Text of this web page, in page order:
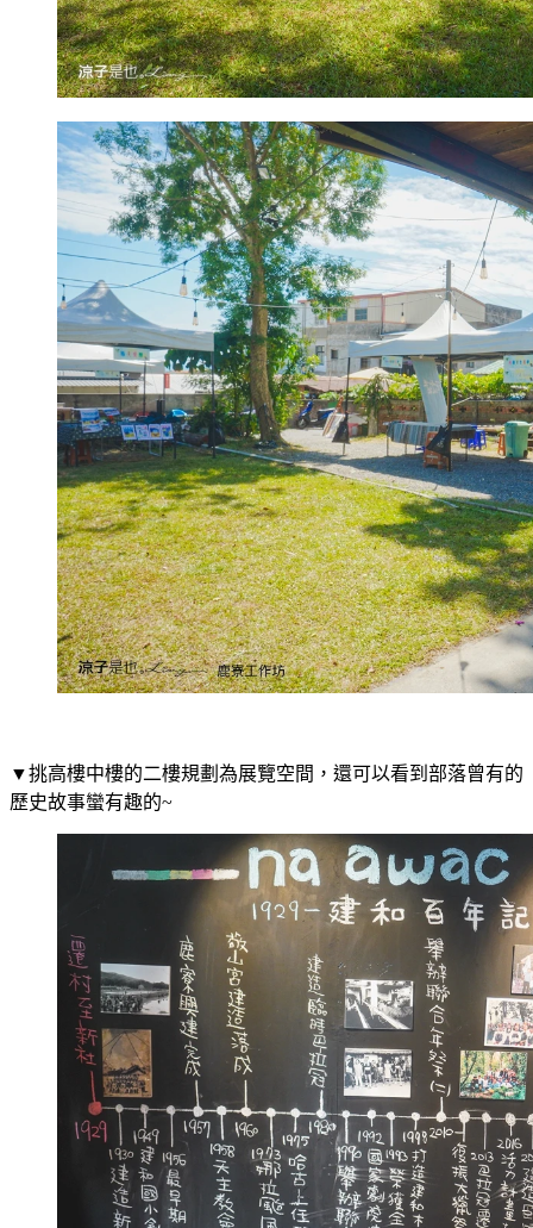
▼挑高樓中樓的二樓規劃為展覽空間，還可以看到部落曾有的
歷史故事蠻有趣的~